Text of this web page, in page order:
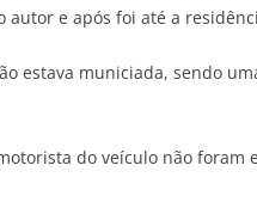
autor e após foi até a
estava municiada, sendo
do veículo não